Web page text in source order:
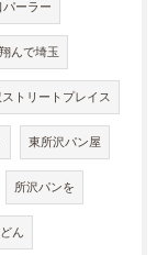
パーラー
翔んで埼玉
ストリートプレイス
東所沢パン屋
所沢パンを
ん